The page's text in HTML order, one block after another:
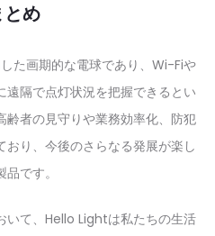
とめ
た画期的な電球であり、Wi-Fiや
隔で点灯状況を把握できるとい
齢者の見守りや業務効率化、防犯
り、今後のさらなる発展が楽し
品です。
いて、Hello Lightは私たちの生活